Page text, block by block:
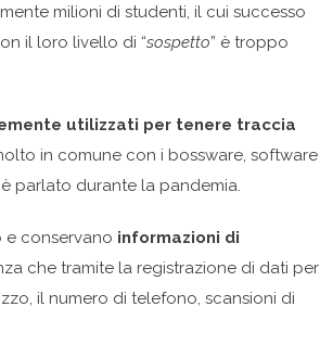
milioni di studenti, il cui successo
il loro livello di “sospetto” è troppo
utilizzati per tenere traccia
in comune con i bossware, software
parlato durante la pandemia.
e conservano informazioni di
che tramite la registrazione di dati per
il numero di telefono, scansioni di